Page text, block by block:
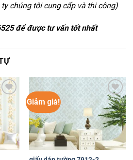
chúng tôi cung cấp và thi công)
để được tư vấn tốt nhất
Yêu
thích
Giảm giá!
Yêu
thích